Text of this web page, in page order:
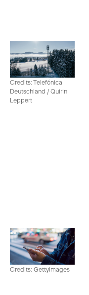
Credits: Telefónica
Deutschland / Quirin
Leppert
Credits: Gettyimages